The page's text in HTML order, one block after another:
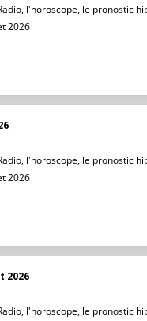
l'horoscope, le pronostic
2026
l'horoscope, le pronostic
2026
2026
l'horoscope, le pronostic